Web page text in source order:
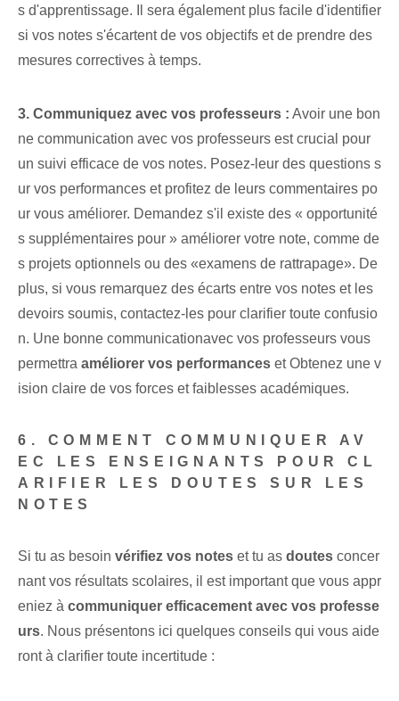
s d'apprentissage. Il sera également plus facile d'identifier
si vos notes s'écartent de vos objectifs et de prendre des
mesures correctives à temps.
3.⁢ Communiquez avec vos professeurs : Avoir une bon
ne communication avec vos professeurs est crucial pour
un suivi efficace de vos notes. Posez-leur des questions s
ur vos performances et profitez de leurs commentaires po
ur vous améliorer. Demandez s'il existe des « opportunité
s supplémentaires pour » améliorer votre note,⁣ comme de
s projets optionnels ou des «examens de rattrapage». De
plus, si vous remarquez des écarts entre vos notes et les
devoirs soumis, contactez-les pour clarifier toute confusio
n. Une bonne communication⁤avec vos professeurs vous
permettra améliorer vos performances et Obtenez une v
ision claire de vos forces et faiblesses académiques.
6. COMMENT COMMUNIQUER AV
EC LES ENSEIGNANTS POUR CL
ARIFIER LES DOUTES SUR LES
NOTES
Si tu as besoin vérifiez ⁤vos⁤ notes ⁤et tu as doutes concer
nant vos résultats scolaires, il est important que vous appr
eniez à communiquer efficacement avec vos professe
urs.⁢ Nous présentons ici ⁢quelques conseils qui vous aide
ront à clarifier toute incertitude :